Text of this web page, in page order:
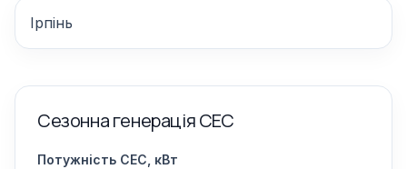
Ірпінь
Сезонна генерація СЕС
Потужність СЕС, кВт